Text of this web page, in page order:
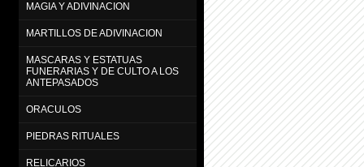
MAGIA Y ADIVINACION
MARTILLOS DE ADIVINACION
MASCARAS Y ESTATUAS
FUNERARIAS Y DE CULTO A LOS
ANTEPASADOS
ORACULOS
PIEDRAS RITUALES
RELICARIOS